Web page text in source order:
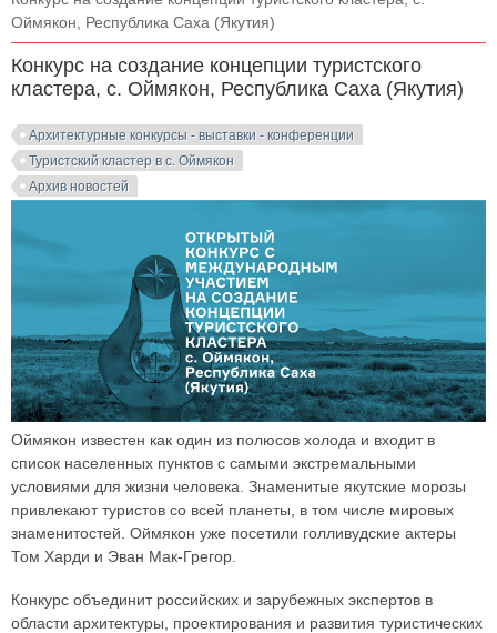
Оймякон, Республика Саха (Якутия)
Конкурс на создание концепции туристского
кластера, с. Оймякон, Республика Саха (Якутия)
Архитектурные конкурсы - выставки - конференции
Туристский кластер в с. Оймякон
Архив новостей
Оймякон известен как один из полюсов холода и входит в
список населенных пунктов с самыми экстремальными
условиями для жизни человека. Знаменитые якутские морозы
привлекают туристов со всей планеты, в том числе мировых
знаменитостей. Оймякон уже посетили голливудские актеры
Том Харди и Эван Мак-Грегор.
Конкурс объединит российских и зарубежных экспертов в
области архитектуры, проектирования и развития туристических